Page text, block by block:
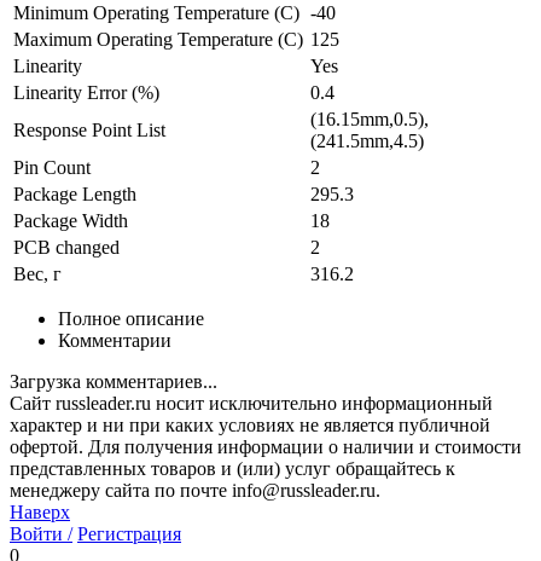
Minimum Operating Temperature (C) -40
Maximum Operating Temperature (C) 125
Linearity
Yes
Linearity Error (%)
0.4
Response Point List
(16.15mm,0.5),
(241.5mm,4.5)
Pin Count
2
Package Length
295.3
Package Width
18
PCB changed
2
Вес, г
316.2
Полное описание
Комментарии
Загрузка комментариев...
Сайт russleader.ru носит исключительно информационный
характер и ни при каких условиях не является публичной
офертой. Для получения информации о наличии и стоимости
представленных товаров и (или) услуг обращайтесь к
менеджеру сайта по почте info@russleader.ru.
Наверх
Войти / Регистрация
0